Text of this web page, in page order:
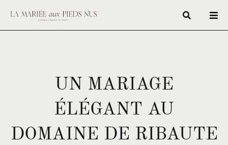
UN MARIAGE
ÉLÉGANT AU
DOMAINE DE RIBAUTE